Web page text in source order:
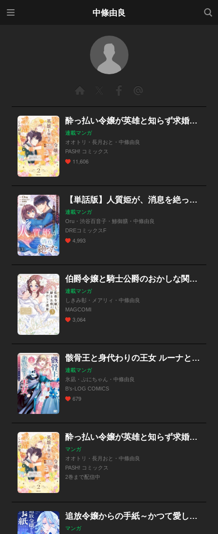
中條由良
検索
酔っ払い令嬢が英雄と知らず求婚した結果 ～最強の神獣騎士から溺愛がはじまりました!?～（コミック）
連載マンガ
オオトリ・長月おと・中條由良
PASH! コミックス
11,606
【単話版】人質姫が、消息を絶った。 居場所をなくした不遇賢姫と黒狼と呼ばれる武骨騎士
連載マンガ
Oru・渋谷百音子・鯵御膳・中條由良
DREコミックスF
4,993
伯爵令嬢と騎士公爵のおかしな関係 THE COMIC
連載マンガ
しきみ彰・メアリィ・中條由良
MAGCOMI
3,064
骸骨王と身代わりの王女 ルーナと臆病な王様【分冊版】
連載マンガ
氷凪・ぷにちゃん・中條由良
B’s-LOG COMICS
679
酔っ払い令嬢が英雄と知らず求婚した結果 ～最強の神獣騎士から溺愛がはじまりました!?～（コミック）
マンガ
オオトリ・長月おと・中條由良
PASH! コミックス
2巻まで配信中
追放令嬢からの手紙～かつて愛していた皆さまへ 私のことなどお忘れですか？～【単話】
マンガ